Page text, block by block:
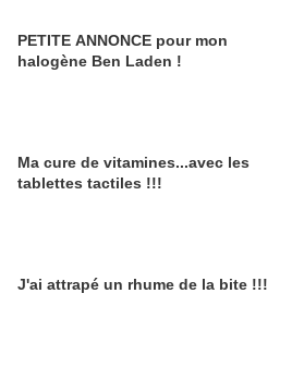
PETITE ANNONCE pour mon
halogène Ben Laden !
Ma cure de vitamines...avec les
tablettes tactiles !!!
J'ai attrapé un rhume de la bite !!!